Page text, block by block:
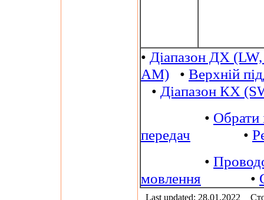
• Діапазон ДХ
AM) • Верхній
• Діапазон КХ
• Обрати
передач •
•
мовлення •
Last updated: 28.01.2022